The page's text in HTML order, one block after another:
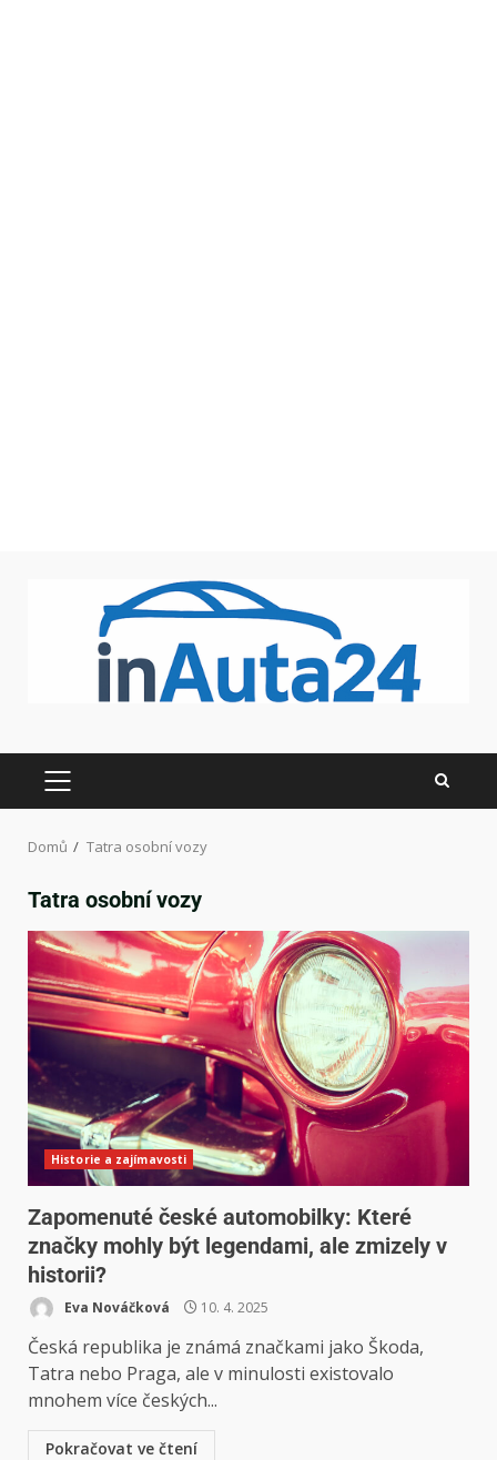
Domů Tatra osobní vozy
Tatra osobní vozy
Historie a zajímavosti
Zapomenuté české automobilky: Které
značky mohly být legendami, ale zmizely v
historii?
Eva Nováčková 10. 4. 2025
Česká republika je známá značkami jako Škoda,
Tatra nebo Praga, ale v minulosti existovalo
mnohem více českých...
Pokračovat ve čtení